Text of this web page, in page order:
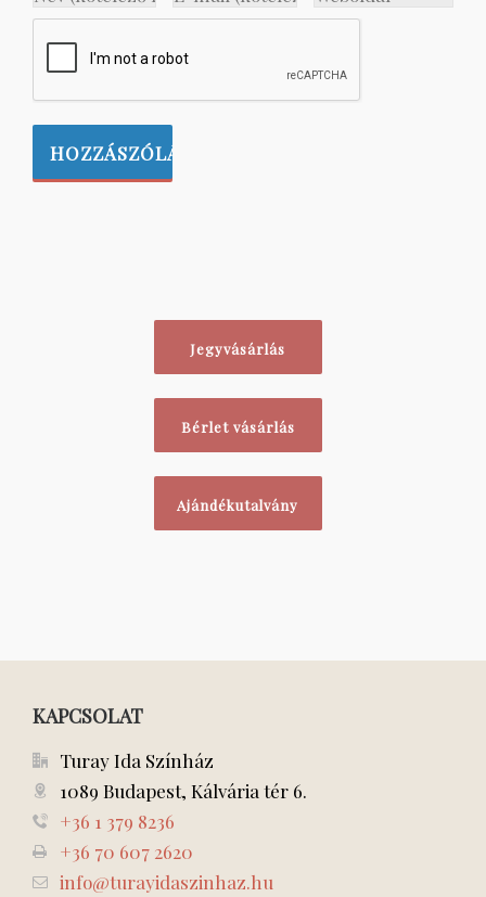
Jegyvásárlás
Bérlet vásárlás
Ajándékutalvány
KAPCSOLAT
Turay Ida Színház
1089 Budapest, Kálvária tér 6.
+36 1 379 8236
+36 70 607 2620
info@turayidaszinhaz.hu